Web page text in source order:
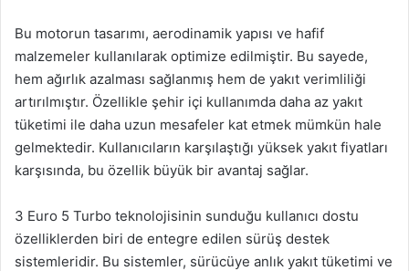
Bu motorun tasarımı, aerodinamik yapısı ve hafif
malzemeler kullanılarak optimize edilmiştir. Bu sayede,
hem ağırlık azalması sağlanmış hem de yakıt verimliliği
artırılmıştır. Özellikle şehir içi kullanımda daha az yakıt
tüketimi ile daha uzun mesafeler kat etmek mümkün hale
gelmektedir. Kullanıcıların karşılaştığı yüksek yakıt fiyatları
karşısında, bu özellik büyük bir avantaj sağlar.
3 Euro 5 Turbo teknolojisinin sunduğu kullanıcı dostu
özelliklerden biri de entegre edilen sürüş destek
sistemleridir. Bu sistemler, sürücüye anlık yakıt tüketimi ve